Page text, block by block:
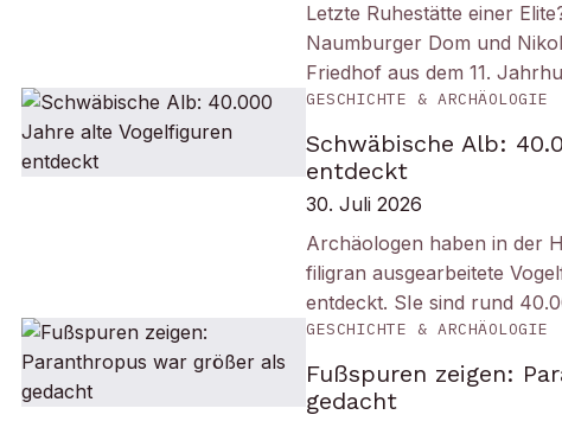
Letzte Ruhestätte einer
Naumburger Dom und
Friedhof aus dem 11.
GESCHICHTE & ARCHÄOLOGIE
Schwäbische Alb:
entdeckt
30. Juli 2026
Archäologen haben in der
filigran ausgearbeitete
entdeckt. SIe sind rund
GESCHICHTE & ARCHÄOLOGIE
Fußspuren zeigen:
gedacht